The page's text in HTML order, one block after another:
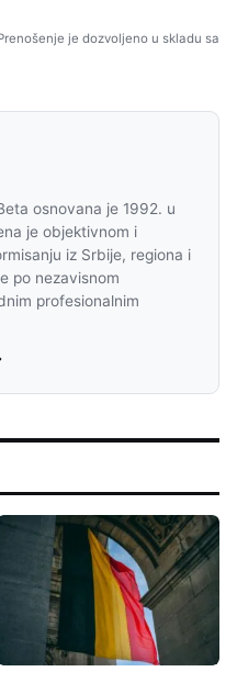
je dozvoljeno u skladu sa
osnovana je 1992. u
je objektivnom i
iz Srbije, regiona i
po nezavisnom
profesionalnim